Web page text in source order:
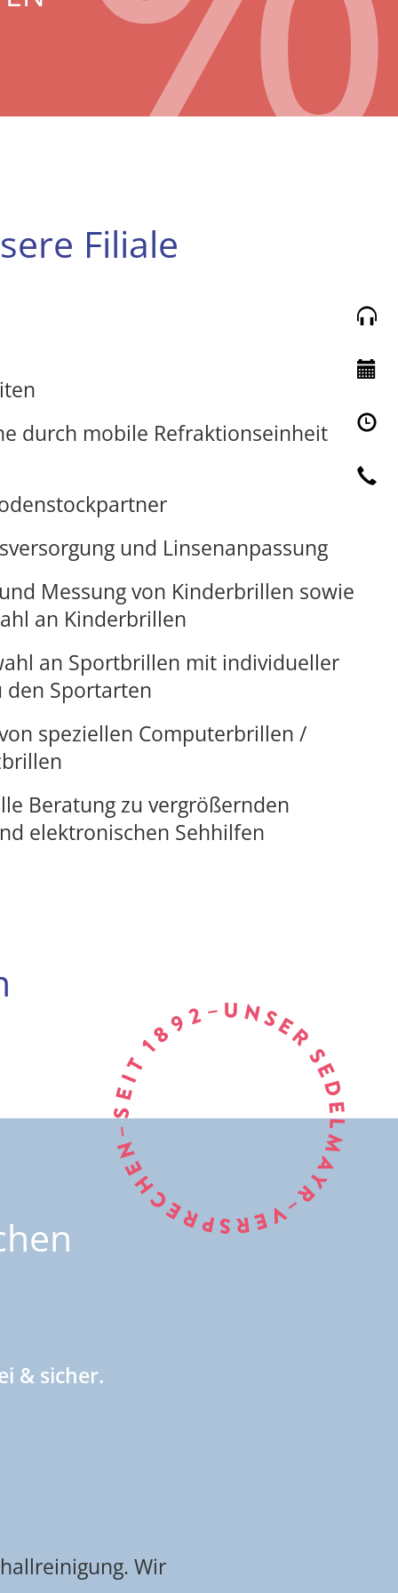
Filiale
durch mobile Refraktionseinheit
und Linsenanpassung
sowie
an Kinderbrillen
an Sportbrillen mit individueller
den Sportarten
speziellen Computerbrillen /
Beratung zu vergrößernden
elektronischen Sehhilfen
& sicher.
Wir